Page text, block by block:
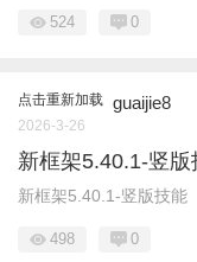
524 0
点击重新加载 guaijie8
2026-3-26
新框架5.40.1-竖版
新框架5.40.1-竖版技能
498 0